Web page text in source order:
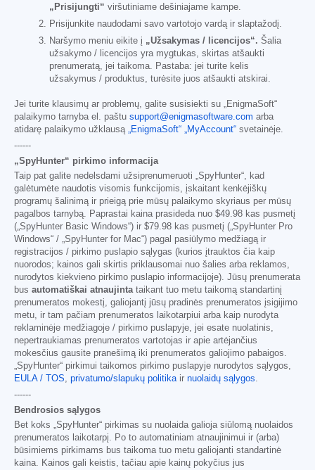
„Prisijungti“ viršutiniame dešiniajame kampe.
Prisijunkite naudodami savo vartotojo vardą ir slaptažodį.
Naršymo meniu eikite į „Užsakymas / licencijos“. Šalia
užsakymo / licencijos yra mygtukas, skirtas atšaukti
prenumeratą, jei taikoma. Pastaba: jei turite kelis
užsakymus / produktus, turėsite juos atšaukti atskirai.
Jei turite klausimų ar problemų, galite susisiekti su „EnigmaSoft“
palaikymo tarnyba el. paštu support@enigmasoftware.com arba
atidarę palaikymo užklausą „EnigmaSoft“ „MyAccount“ svetainėje.
------
„SpyHunter“ pirkimo informacija
Taip pat galite nedelsdami užsiprenumeruoti „SpyHunter“, kad
galėtumėte naudotis visomis funkcijomis, įskaitant kenkėjiškų
programų šalinimą ir prieigą prie mūsų palaikymo skyriaus per mūsų
pagalbos tarnybą. Paprastai kaina prasideda nuo $49.98 kas pusmetį
(„SpyHunter Basic Windows“) ir $79.98 kas pusmetį („SpyHunter Pro
Windows“ / „SpyHunter for Mac“) pagal pasiūlymo medžiagą ir
registracijos / pirkimo puslapio sąlygas (kurios įtrauktos čia kaip
nuorodos; kainos gali skirtis priklausomai nuo šalies arba reklamos,
nurodytos kiekvieno pirkimo puslapio informacijoje). Jūsų prenumerata
bus automatiškai atnaujintataikant tuo metu taikomą standartinį
prenumeratos mokestį, galiojantį jūsų pradinės prenumeratos įsigijimo
metu, ir tam pačiam prenumeratos laikotarpiui arba kaip nurodyta
reklaminėje medžiagoje / pirkimo puslapyje, jei esate nuolatinis,
nepertraukiamas prenumeratos vartotojas ir apie artėjančius
mokesčius gausite pranešimą iki prenumeratos galiojimo pabaigos.
„SpyHunter“ pirkimui taikomos pirkimo puslapyje nurodytos sąlygos,
EULA / TOS, privatumo/slapukų politikair nuolaidų sąlygos.
------
Bendrosios sąlygos
Bet koks „SpyHunter“ pirkimas su nuolaida galioja siūlomą nuolaidos
prenumeratos laikotarpį. Po to automatiniam atnaujinimui ir (arba)
būsimiems pirkimams bus taikoma tuo metu galiojanti standartinė
kaina. Kainos gali keistis, tačiau apie kainų pokyčius jus